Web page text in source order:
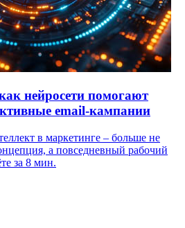
нейросети помогают
email-кампании
в маркетинге – больше не
а повседневный рабочий
за 8 мин.